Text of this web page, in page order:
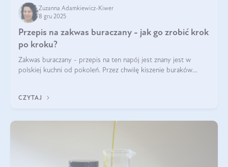
Zuzanna Adamkiewicz-Kiwer
8 gru 2025
Przepis na zakwas buraczany - jak go zrobić krok
po kroku?
Zakwas buraczany - przepis na ten napój jest znany jest w
polskiej kuchni od pokoleń. Przez chwilę kiszenie buraków
CZYTAJ